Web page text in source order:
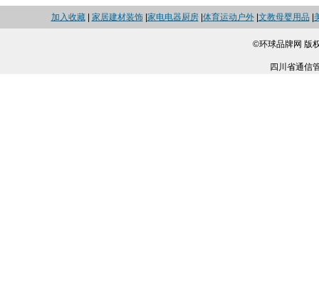
加入收藏| 家居建材装饰| 家电电器厨房| 体育运动户外| 文教母婴用品
©环球品牌网 版
四川省通信